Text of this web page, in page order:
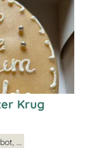
Krug
...